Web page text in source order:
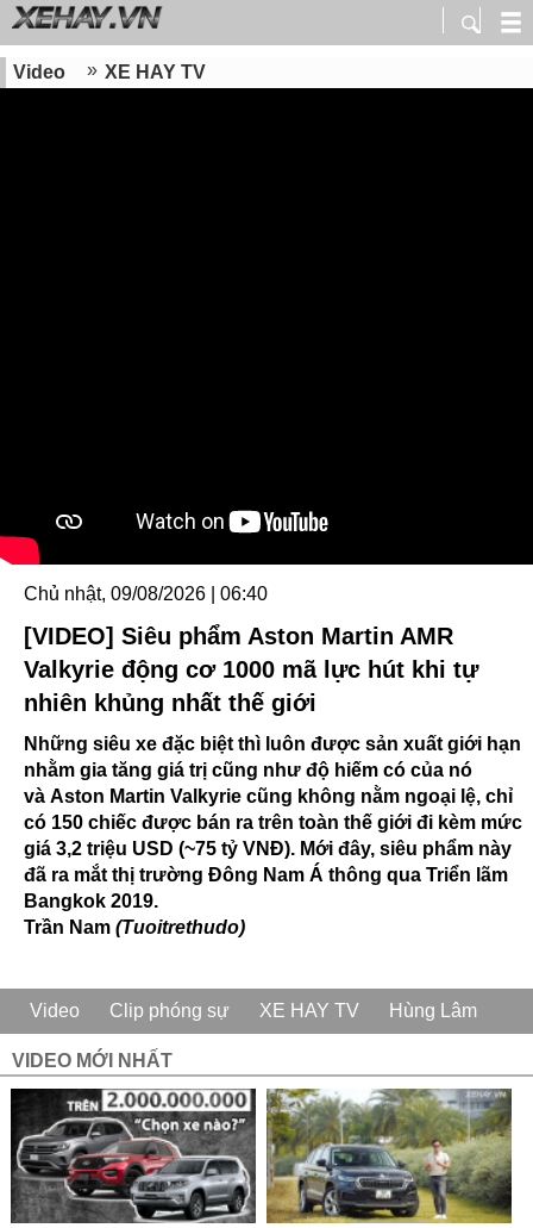
Video XE HAY TV
Chủ nhật, 09/08/2026 | 06:40
[VIDEO] Siêu phẩm Aston Martin AMR
Valkyrie động cơ 1000 mã lực hút khi tự
nhiên khủng nhất thế giới
Những siêu xe đặc biệt thì luôn được sản xuất giới hạn
nhằm gia tăng giá trị cũng như độ hiếm có của nó
và Aston Martin Valkyrie cũng không nằm ngoại lệ, chỉ
có 150 chiếc được bán ra trên toàn thế giới đi kèm mức
giá 3,2 triệu USD (~75 tỷ VNĐ). Mới đây, siêu phẩm này
đã ra mắt thị trường Đông Nam Á thông qua Triển lãm
Bangkok 2019.
Trần Nam (Tuoitrethudo)
Video Clip phóng sự XE HAY TV Hùng Lâm
VIDEO MỚI NHẤT